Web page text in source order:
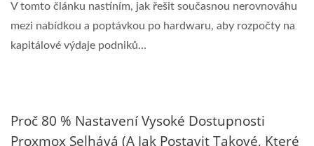
V tomto článku nastíním, jak řešit současnou nerovnováhu
mezi nabídkou a poptávkou po hardwaru, aby rozpočty na
kapitálové výdaje podniků...
Proč 80 % Nastavení Vysoké Dostupnosti
Proxmox Selhává (A Jak Postavit Takové, Které